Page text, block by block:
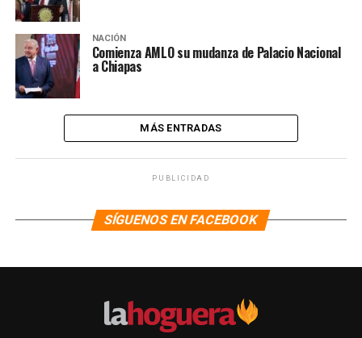
NACIÓN
Comienza AMLO su mudanza de Palacio Nacional
a Chiapas
MÁS ENTRADAS
PUBLICIDAD
SÍGUENOS EN FACEBOOK